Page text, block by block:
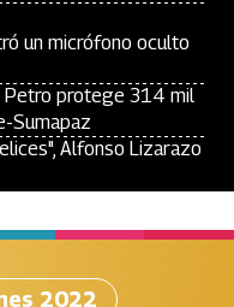
un micrófono oculto
Petro protege 314 mil
Sumapaz
Alfonso Lizarazo
2022